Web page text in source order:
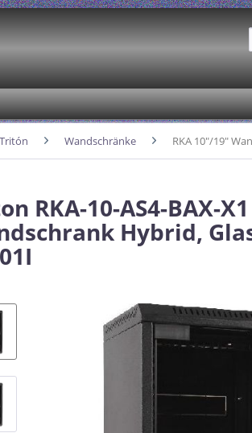
Tritón Wandschränke RKA 10"/19"
RKA-10-AS4-BAX-
Hybrid,